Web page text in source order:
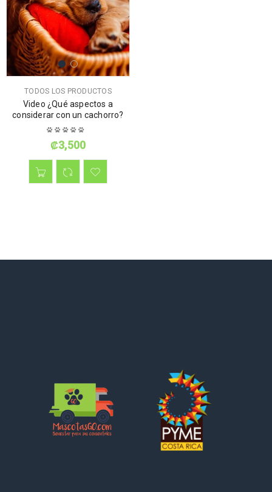
TODOS LOS PRODUCTOS
Video ¿Qué aspectos a
considerar con un cachorro?
₡3,500